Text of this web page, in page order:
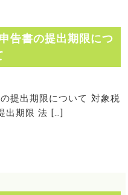
告書の提出期限につ
提出期限について 対象税
出期限 法 […]